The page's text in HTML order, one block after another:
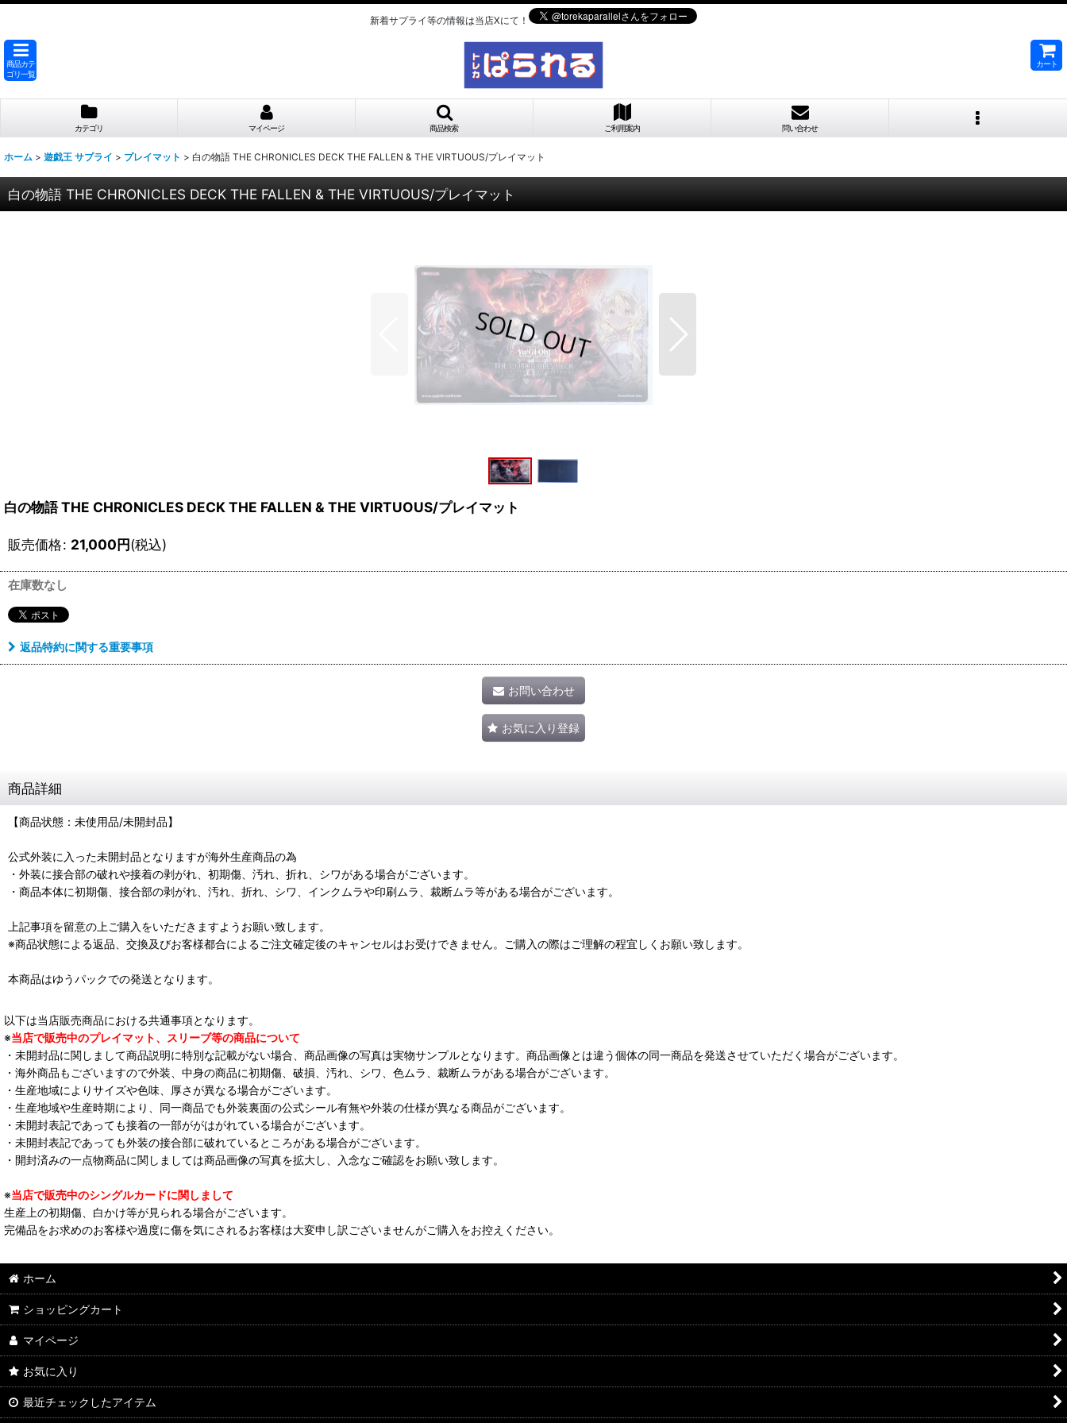
新着サプライ等の情報は当店Xにて！
商品カテ
ゴリ一覧
カート
カテゴリ マイページ 商品検索 ご利用案内 問い合わせ
ホーム > 遊戯王 サプライ > プレイマット > 白の物語 THE CHRONICLES DECK THE FALLEN & THE VIRTUOUS/プレイマット
白の物語 THE CHRONICLES DECK THE FALLEN & THE VIRTUOUS/プレイマット
白の物語 THE CHRONICLES DECK THE FALLEN & THE VIRTUOUS/プレイマット
販売価格: 21,000円(税込)
在庫数なし
返品特約に関する重要事項
お問い合わせ
お気に入り登録
商品詳細
【商品状態：未使用品/未開封品】
公式外装に入った未開封品となりますが海外生産商品の為
・外装に接合部の破れや接着の剥がれ、初期傷、汚れ、折れ、シワがある場合がございます。
・商品本体に初期傷、接合部の剥がれ、汚れ、折れ、シワ、インクムラや印刷ムラ、裁断ムラ等がある場合がございます。
上記事項を留意の上ご購入をいただきますようお願い致します。
※商品状態による返品、交換及びお客様都合によるご注文確定後のキャンセルはお受けできません。ご購入の際はご理解の程宜しくお願い致します。
本商品はゆうパックでの発送となります。
以下は当店販売商品における共通事項となります。
※当店で販売中のプレイマット、スリーブ等の商品について
・未開封品に関しまして商品説明に特別な記載がない場合、商品画像の写真は実物サンプルとなります。商品画像とは違う個体の同一商品を発送させていただく場合がございます。
・海外商品もございますので外装、中身の商品に初期傷、破損、汚れ、シワ、色ムラ、裁断ムラがある場合がございます。
・生産地域によりサイズや色味、厚さが異なる場合がございます。
・生産地域や生産時期により、同一商品でも外装裏面の公式シール有無や外装の仕様が異なる商品がございます。
・未開封表記であっても接着の一部ががはがれている場合がございます。
・未開封表記であっても外装の接合部に破れているところがある場合がございます。
・開封済みの一点物商品に関しましては商品画像の写真を拡大し、入念なご確認をお願い致します。
※当店で販売中のシングルカードに関しまして
生産上の初期傷、白かけ等が見られる場合がございます。
完備品をお求めのお客様や過度に傷を気にされるお客様は大変申し訳ございませんがご購入をお控えください。
ホーム
ショッピングカート
マイページ
お気に入り
最近チェックしたアイテム